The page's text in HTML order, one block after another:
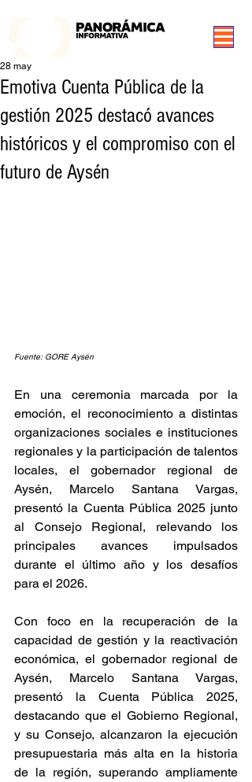
Emotiva Cuenta Pública de la
gestión 2025 destacó avances
históricos y el compromiso con el
futuro de Aysén
28 may
Fuente: GORE Aysén
En una ceremonia marcada por la
emoción, el reconocimiento a distintas
organizaciones sociales e instituciones
regionales y la participación de talentos
locales, el gobernador regional de
Aysén, Marcelo Santana Vargas,
presentó la Cuenta Pública 2025 junto
al Consejo Regional, relevando los
principales avances impulsados
durante el último año y los desafíos
para el 2026.
Con foco en la recuperación de la
capacidad de gestión y la reactivación
económica, el gobernador regional de
Aysén, Marcelo Santana Vargas,
presentó la Cuenta Pública 2025,
destacando que el Gobierno Regional,
y su Consejo, alcanzaron la ejecución
presupuestaria más alta en la historia
de la región, superando ampliamente